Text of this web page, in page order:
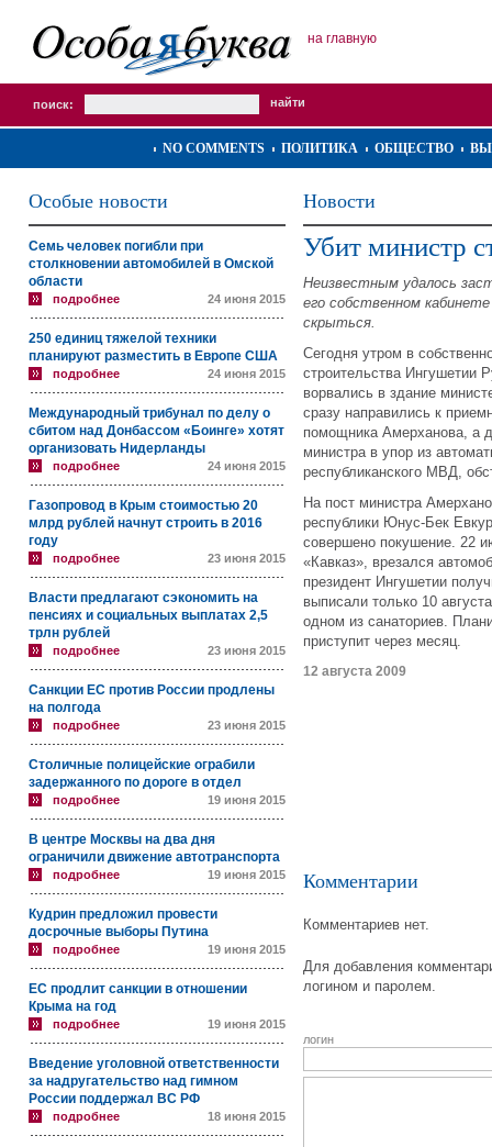
на главную
поиск:
NO COMMENTS ПОЛИТИКА ОБЩЕСТВО
Особые новости
Семь человек погибли при
столкновении автомобилей в Омской
области
подробнее 24 июня 2015
250 единиц тяжелой техники
планируют разместить в Европе США
подробнее 24 июня 2015
Международный трибунал по делу о
сбитом над Донбассом «Боинге» хотят
организовать Нидерланды
подробнее 24 июня 2015
Газопровод в Крым стоимостью 20
млрд рублей начнут строить в 2016
году
подробнее 23 июня 2015
Власти предлагают сэкономить на
пенсиях и социальных выплатах 2,5
трлн рублей
подробнее 23 июня 2015
Санкции ЕС против России продлены
на полгода
подробнее 23 июня 2015
Столичные полицейские ограбили
задержанного по дороге в отдел
подробнее 19 июня 2015
В центре Москвы на два дня
ограничили движение автотранспорта
подробнее 19 июня 2015
Кудрин предложил провести
досрочные выборы Путина
подробнее 19 июня 2015
ЕС продлит санкции в отношении
Крыма на год
подробнее 19 июня 2015
Введение уголовной ответственности
за надругательство над гимном
России поддержал ВС РФ
подробнее 18 июня 2015
Новости
Убит министр
Неизвестным удалось
его собственном
скрыться.
Сегодня утром в
строительства Ингушетии
ворвались в здание
сразу направились к
помощника Амерханова, а
министра в упор из
республиканского МВД,
На пост министра
республики Юнус-Бек
совершено покушение. 22
«Кавказ», врезался
президент Ингушетии
выписали только 10
одном из санаториев.
приступит через месяц.
12 августа 2009
Комментарии
Комментариев нет.
Для добавления
логином и паролем.
логин